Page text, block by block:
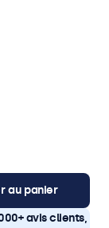
au panier
avis clients,